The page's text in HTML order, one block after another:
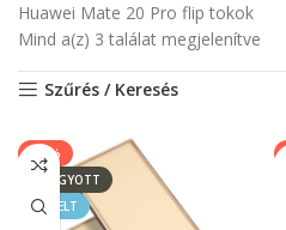
Huawei Mate 20 Pro flip tokok
Mind a(z) 3 találat megjelenítve
Szűrés / Keresés
-50%
ELFOGYOTT
KIEMELT